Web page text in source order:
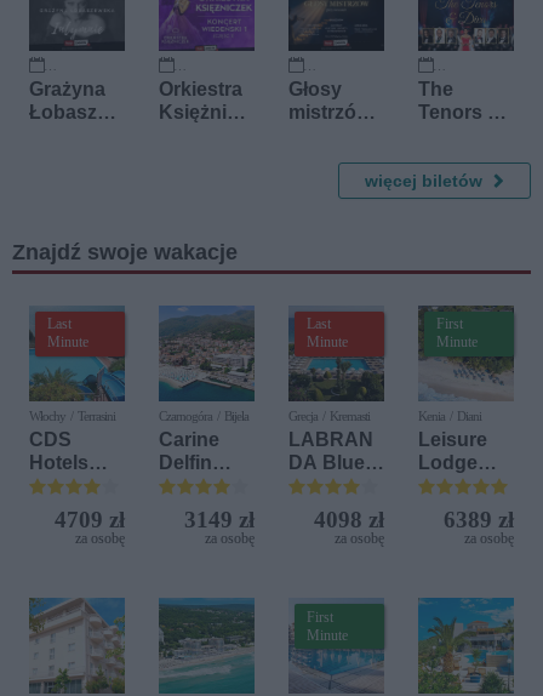
pewnego
zespołu
9 października 2026
Grażyna
Łobaszew
9 października 2026
Orkiestra
Księżnicz
20 listopada 2026
Głosy
mistrzów
świecach
22 listopada 2026
The
Tenors &
więcej biletów
Znajdź swoje wakacje
Last
Minute
Włochy / Terrasini
CDS
Hotels
Terrasini
(ex. Citta
del Mare)
4709 zł
za osobę
Czarnogóra / Bijela
Carine
Delfin
Bijela (ex.
Iberostar
Bijela
3149 zł
za osobę
Last
Minute
Grecja / Kremasti
LABRAN
DA Blue
Bay
Resort
4098 zł
za osobę
First
Minute
Kenia / Diani
Leisure
Lodge
Beach &
Golf
Resort by
6389 zł
za osobę
First
Minute